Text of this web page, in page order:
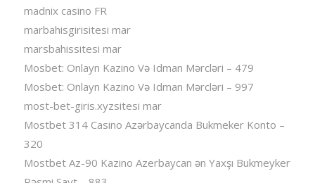
madnix casino FR
marbahisgirisitesi mar
marsbahissitesi mar
Mosbet: Onlayn Kazino Və Idman Mərcləri – 479
Mosbet: Onlayn Kazino Və Idman Mərcləri – 997
most-bet-giris.xyzsitesi mar
Mostbet 314 Casino Azərbaycanda Bukmeker Konto –
320
Mostbet Az-90 Kazino Azerbaycan ən Yaxşı Bukmeyker